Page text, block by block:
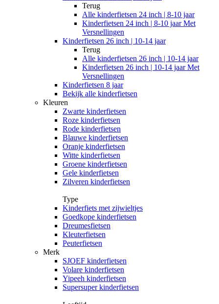
Terug
Alle kinderfietsen 24 inch | 8-10 jaar
Kinderfietsen 24 inch | 8-10 jaar Met
Versnellingen
Kinderfietsen 26 inch | 10-14 jaar
Terug
Alle kinderfietsen 26 inch | 10-14 jaar
Kinderfietsen 26 inch | 10-14 jaar Met
Versnellingen
Kinderfietsen 8 jaar
Bekijk alle kinderfietsen
Kleuren
Zwarte kinderfietsen
Roze kinderfietsen
Rode kinderfietsen
Blauwe kinderfietsen
Oranje kinderfietsen
Witte kinderfietsen
Groene kinderfietsen
Gele kinderfietsen
Zilveren kinderfietsen
Type
Kinderfiets met zijwieltjes
Goedkope kinderfietsen
Dreumesfietsen
Kleuterfietsen
Peuterfietsen
Merk
SJOEF kinderfietsen
Volare kinderfietsen
Yipeeh kinderfietsen
Supersuper kinderfietsen